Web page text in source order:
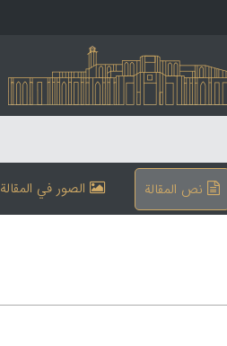
نص المقالة الصور في المقالة